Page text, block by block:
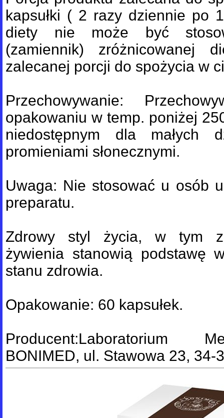
kapsułki ( 2 razy dziennie po
diety nie może być
(zamiennik) zróżnicowanej
zalecanej porcji do spożycia w
Przechowywanie:
opakowaniu w temp. poniżej
niedostępnym dla małych
promieniami słonecznymi.
Uwaga: Nie stosować u osób
preparatu.
Zdrowy styl życia, w tym
żywienia stanowią podstawę
stanu zdrowia.
Opakowanie: 60 kapsułek.
Producent:Laboratorium
BONIMED, ul. Stawowa 23, 34-